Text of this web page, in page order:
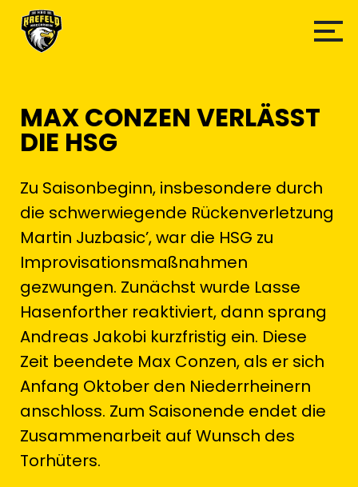
MAX CONZEN VERLÄSST
DIE HSG
Zu Saisonbeginn, insbesondere durch
die schwerwiegende Rückenverletzung
Martin Juzbasic’, war die HSG zu
Improvisationsmaßnahmen
gezwungen. Zunächst wurde Lasse
Hasenforther reaktiviert, dann sprang
Andreas Jakobi kurzfristig ein. Diese
Zeit beendete Max Conzen, als er sich
Anfang Oktober den Niederrheinern
anschloss. Zum Saisonende endet die
Zusammenarbeit auf Wunsch des
Torhüters.